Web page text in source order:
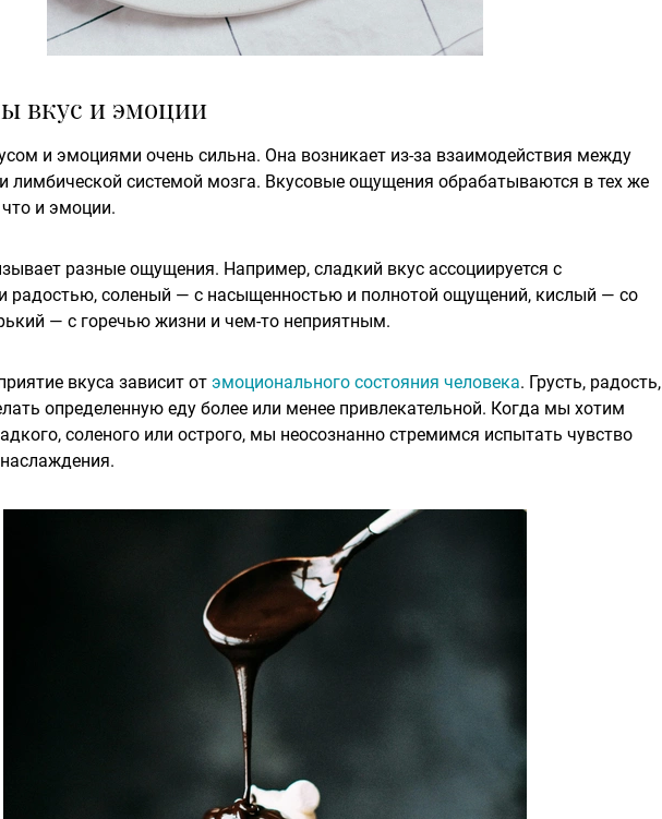
вкус и эмоции
и эмоциями очень сильна. Она возникает из-за взаимодействия между
лимбической системой мозга. Вкусовые ощущения обрабатываются в тех же
и эмоции.
разные ощущения. Например, сладкий вкус ассоциируется с
радостью, соленый — с насыщенностью и полнотой ощущений, кислый — со
— с горечью жизни и чем-то неприятным.
вкуса зависит от эмоционального состояния человека. Грусть, радость,
определенную еду более или менее привлекательной. Когда мы хотим
соленого или острого, мы неосознанно стремимся испытать чувство